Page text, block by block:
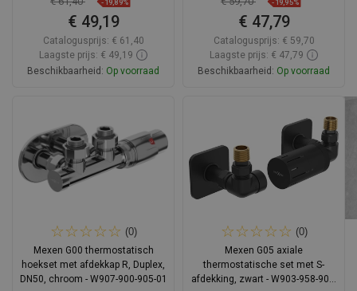
€ 49,19
Catalogusprijs: € 61,40
Laagste prijs: € 49,19
Beschikbaarheid: Op voorraad
favorite_border Favoriet
Vergelijk
€ 47,79
Catalogusprijs: € 59,70
Laagste prijs: € 47,79
Beschikbaarheid: Op voorraad
favorite_border Favoriet
(0)
Mexen G00 thermostatisch
hoekset met afdekkap R, Duplex,
DN50, chroom - W907-900-905-01
(0)
Mexen G05 axiale
thermostatische set met S-
afdekking, zwart - W903-958-909-